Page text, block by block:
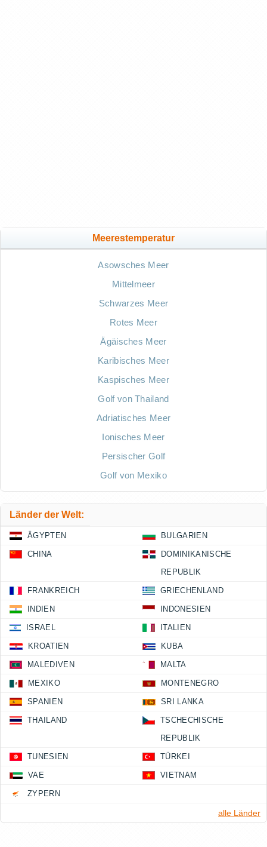
Meerestemperatur
Asowsches Meer
Mittelmeer
Schwarzes Meer
Rotes Meer
Ägäisches Meer
Karibisches Meer
Kaspisches Meer
Golf von Thailand
Adriatisches Meer
Ionisches Meer
Persischer Golf
Golf von Mexiko
Länder der Welt:
ÄGYPTEN BULGARIEN
CHINA
DOMINIKANISCHE
REPUBLIK
FRANKREICH GRIECHENLAND
INDIEN INDONESIEN
ISRAEL ITALIEN
KROATIEN KUBA
MALEDIVEN MALTA
MEXIKO MONTENEGRO
SPANIEN SRI LANKA
THAILAND
TSCHECHISCHE
REPUBLIK
TUNESIEN TÜRKEI
VAE VIETNAM
ZYPERN
alle Länder